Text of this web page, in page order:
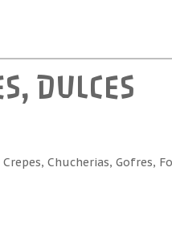
DULCES
Chucherias, Gofres,